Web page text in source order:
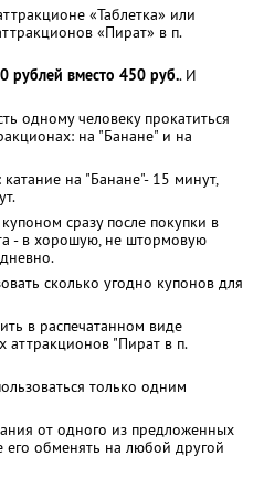
«Таблетка» или
«Пират» в п.
рублей вместо 450 руб.. И
одному человеку прокатиться
на "Банане" и на
на "Банане"- 15 минут,
сразу после покупки в
- в хорошую, не штормовую
сколько угодно купонов для
в распечатанном виде
аттракционов "Пират в п.
только одним
от одного из предложенных
обменять на любой другой